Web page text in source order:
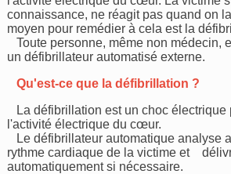
connaissance, ne réagit pas quand on
moyen pour remédier à cela est la
Toute personne, même non médecin,
un défibrillateur automatisé externe.
Qu'est-ce que la défibrillation ?
La défibrillation est un choc électrique
l'activité électrique du cœur.
Le défibrillateur automatique analyse
rythme cardiaque de la victime et
automatiquement si nécessaire.